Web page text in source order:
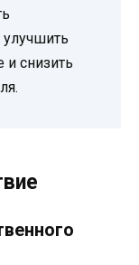
снизить